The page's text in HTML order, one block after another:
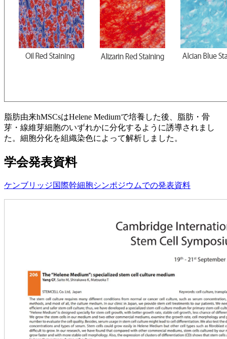
脂肪由来hMSCsはHelene Mediumで培養した後、脂肪・骨
芽・線維芽細胞のいずれかに分化するように誘導されまし
た。細胞分化を組織染色によって解析しました。
学会発表資料
ケンブリッジ国際幹細胞シンポジウムでの発表資料